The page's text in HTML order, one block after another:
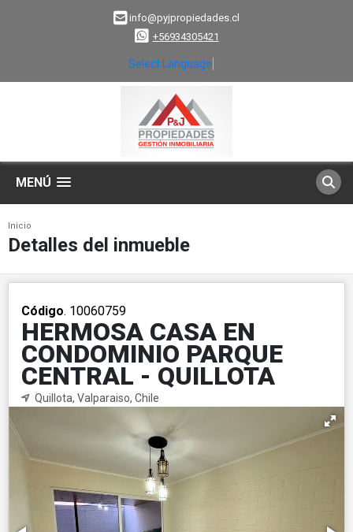
info@pyjpropiedades.cl
+56934305421
Select Language
MENÚ
Inicio
Detalles del inmueble
Código. 10060759
HERMOSA CASA EN
CONDOMINIO PARQUE
CENTRAL - QUILLOTA
Quillota, Valparaiso, Chile